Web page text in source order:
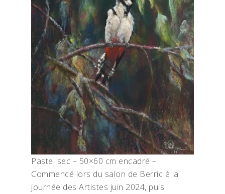
Pastel sec – 50×60 cm encadré –
Commencé lors du salon de Berric à la
journée des Artistes juin 2024, puis